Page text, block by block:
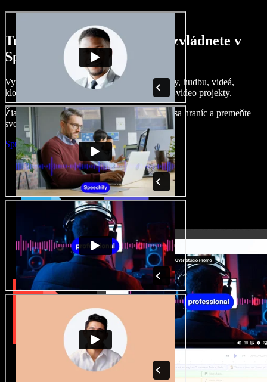
Tu je malá ukážka toho, čo zvládnete v
Speechify Studio.
Vytvárajte dabingy, pridajte bezplatné obrázky, hudbu, videá,
klonujte svoj hlas – postavíte pôsobivé audio-video projekty.
Žiadne učenie, všetko v prehliadači – zbavte sa hraníc a premeňte
svoje nápady na realitu.
Spustiť Studio